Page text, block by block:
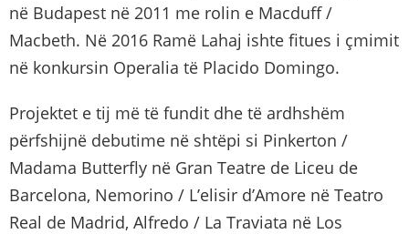
në Budapest në 2011 me rolin e Macduff /
Macbeth. Në 2016 Ramë Lahaj ishte fitues i çmimit
në konkursin Operalia të Placido Domingo.
Projektet e tij më të fundit dhe të ardhshëm
përfshijnë debutime në shtëpi si Pinkerton /
Madama Butterfly në Gran Teatre de Liceu de
Barcelona, Nemorino / L’elisir d’Amore në Teatro
Real de Madrid, Alfredo / La Traviata në Los